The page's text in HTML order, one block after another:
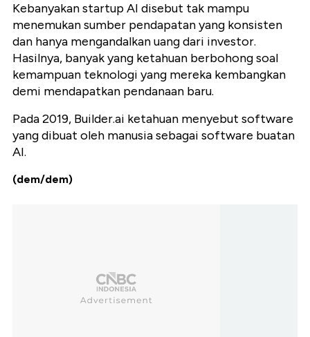
Kebanyakan startup AI disebut tak mampu
menemukan sumber pendapatan yang konsisten
dan hanya mengandalkan uang dari investor.
Hasilnya, banyak yang ketahuan berbohong soal
kemampuan teknologi yang mereka kembangkan
demi mendapatkan pendanaan baru.
Pada 2019, Builder.ai ketahuan menyebut software
yang dibuat oleh manusia sebagai software buatan
AI.
(dem/dem)